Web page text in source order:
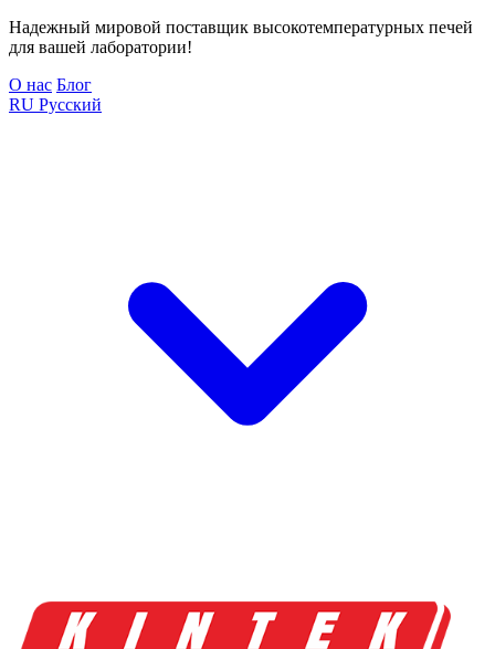
Надежный мировой поставщик высокотемпературных печей
для вашей лаборатории!
О нас Блог
RU Русский